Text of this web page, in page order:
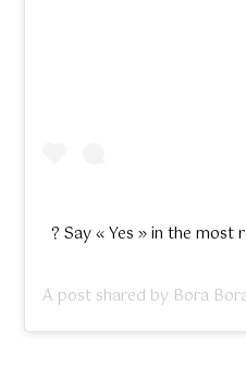
? Say « Yes » in the
A post shared by Bora